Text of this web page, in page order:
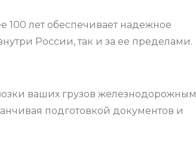
100 лет обеспечивает надежное
России, так и за ее пределами.
ваших грузов железнодорожным
подготовкой документов и